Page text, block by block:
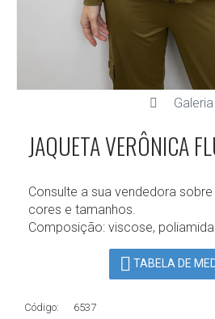
Galeria
JAQUETA VERÔNICA
Consulte a sua vendedora
cores e tamanhos.
Composição: viscose,
TABELA DE
Código: 6537